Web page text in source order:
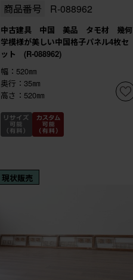
商品番号 R-088962
中古建具 中国 美品 タモ材 幾何
学模様が美しい中国格子パネル4枚セ
ット (R-088962)
幅：520㎜
奥行：35㎜
高さ：520㎜
現状販売